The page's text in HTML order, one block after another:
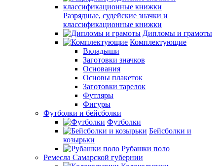
Разрядные, судейские значки и
классификационные книжки
Дипломы и грамоты
Комплектующие
Вкладыши
Заготовки значков
Основания
Основы плакеток
Заготовки тарелок
Футляры
Фигуры
Футболки и бейсболки
Футболки
Бейсболки и
козырьки
Рубашки поло
Ремесла Самарской губернии